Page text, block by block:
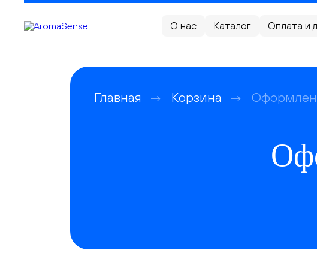
О нас Каталог Оплата и
Главная Корзина